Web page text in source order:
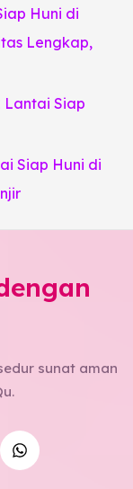
Huni di
Lengkap,
Lantai Siap
Siap Huni di
sunat aman